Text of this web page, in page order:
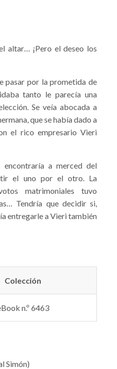
altar… ¡Pero el deseo los
pasar por la prometida de
tanto le parecía una
Se veía abocada a
que se había dado a
el rico empresario Vieri
encontraría a merced del
el uno por el otro. La
matrimoniales tuvo
Tendría que decidir si,
entregarle a Vieri también
Colección
n.º 6463
Simón)